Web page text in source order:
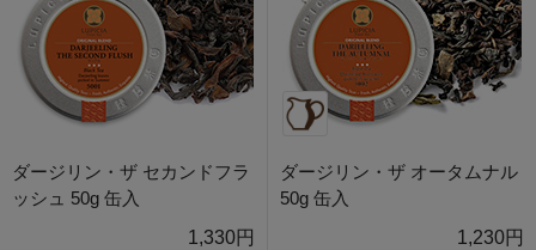
ダージリン・ザ セカンドフラ
ッシュ 50g 缶入
1,330円
ダージリン・ザ オータムナル
50g 缶入
1,230円